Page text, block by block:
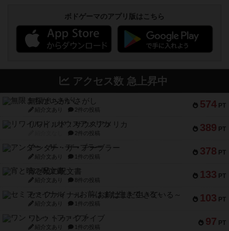
ボドゲーマのアプリ版はこちら
アクセス数 急上昇中
574 PT
無限まちがいさがし
紹介文あり 2件の投稿
389 PT
リワイルド：サウスアメリカ
2件の投稿
378 PT
アンダー・ザ・テーブラー
紹介文あり 1件の投稿
133 PT
宵と暁の呪文書
紹介文あり 8件の投稿
103 PT
セミファイナル ～お前はまだ生きている～
紹介文あり 1件の投稿
97 PT
ワン・トゥ・ファイブ
紹介文あり 1件の投稿